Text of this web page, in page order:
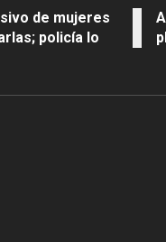
de mujeres
policía lo